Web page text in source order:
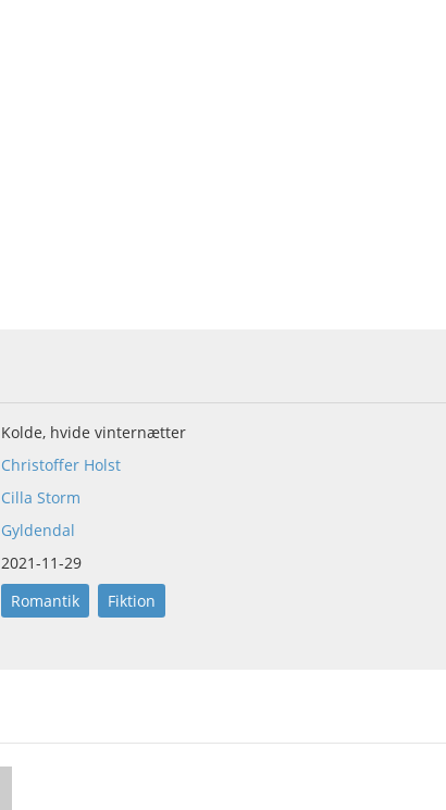
Kolde, hvide vinternætter
Christoffer Holst
Cilla Storm
Gyldendal
2021-11-29
Romantik Fiktion